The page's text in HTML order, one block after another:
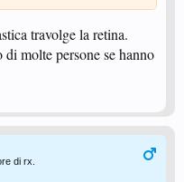
travolge la retina.
di molte persone se hanno
di rx.